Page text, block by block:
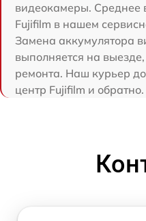
видеокамеры. Среднее
Fujifilm в нашем
Замена аккумулятора
выполняется на
ремонта. Наш курьер
центр Fujifilm и обратно.